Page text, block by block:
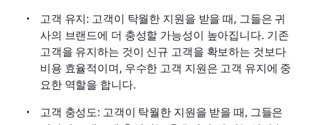
고객 유지: 고객이 탁월한 지원을 받을 때, 그들은 귀
사의 브랜드에 더 충성할 가능성이 높아집니다. 기존
고객을 유지하는 것이 신규 고객을 확보하는 것보다
비용 효율적이며, 우수한 고객 지원은 고객 유지에 중
요한 역할을 합니다.
고객 충성도: 고객이 탁월한 지원을 받을 때, 그들은